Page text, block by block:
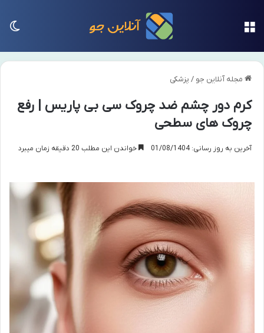
مجله آنلاین جو / پزشکی
کرم دور چشم ضد چروک سی بی پاریس | رفع
چروک های سطحی
آخرین به روز رسانی: 01/08/1404 خواندن این مطلب 20 دقیقه زمان میبرد